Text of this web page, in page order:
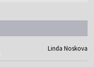
Linda Noskova